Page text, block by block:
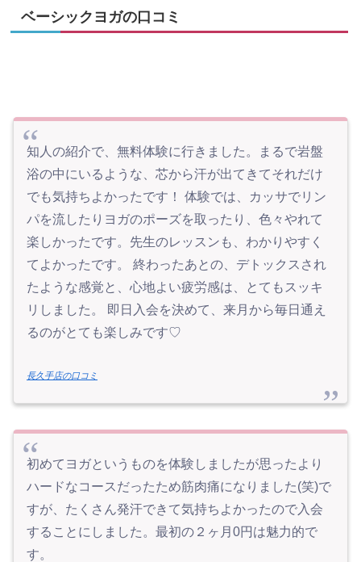
ベーシックヨガの口コミ
知人の紹介で、無料体験に行きました。まるで岩盤
浴の中にいるような、芯から汗が出てきてそれだけ
でも気持ちよかったです！ 体験では、カッサでリン
パを流したりヨガのポーズを取ったり、色々やれて
楽しかったです。先生のレッスンも、わかりやすく
てよかったです。 終わったあとの、デトックスされ
たような感覚と、心地よい疲労感は、とてもスッキ
リしました。 即日入会を決めて、来月から毎日通え
るのがとても楽しみです♡
長久手店の口コミ
初めてヨガというものを体験しましたが思ったより
ハードなコースだったため筋肉痛になりました(笑)で
すが、たくさん発汗できて気持ちよかったので入会
することにしました。最初の２ヶ月0円は魅力的で
す。